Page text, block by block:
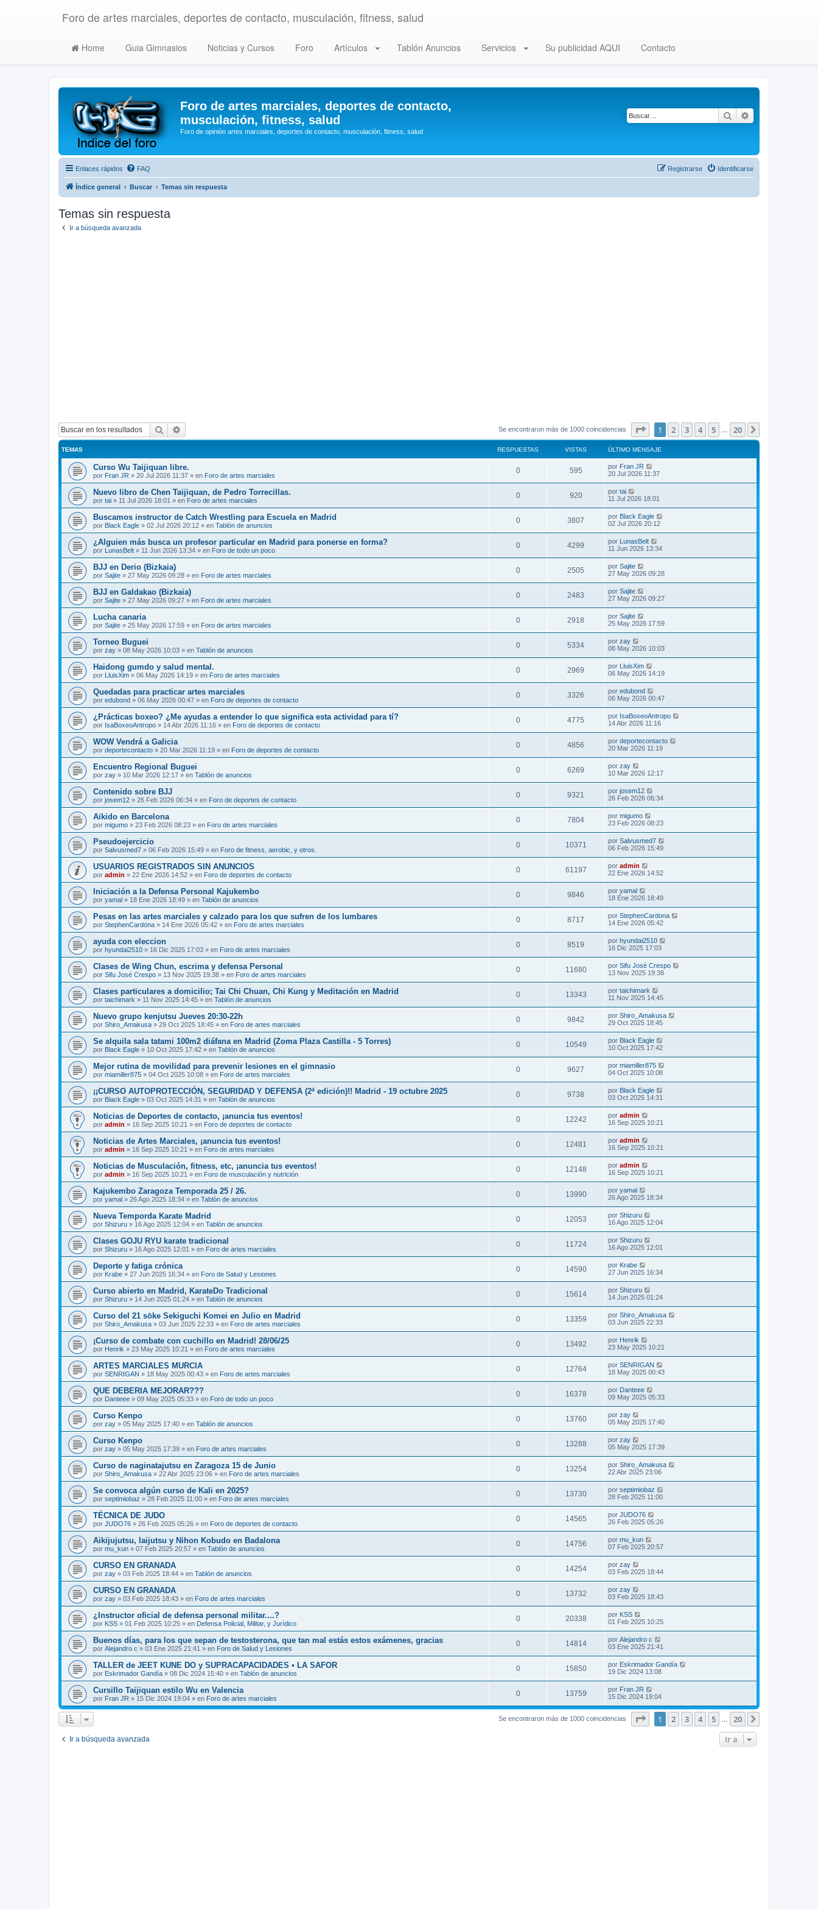
Foro de artes marciales, deportes de contacto, musculación, fitness, salud
Home Guia Gimnasios Noticias y Cursos Foro Artículos Tablón Anuncios Servicios Su publicidad AQUI Contacto
Foro de artes marciales, deportes de contacto,
musculación, fitness, salud
Foro de opinión artes marciales, deportes de contacto, musculación, fitness, salud
Buscar
Enlaces rápidos FAQ Identificarse
Registrarse
Índice general Buscar Temas sin respuesta
Temas sin respuesta
Ir a búsqueda avanzada
Buscar Se encontraron más de 1000 coincidencias Página1 de 20
1 2 3 4 5 20
TEMAS RESPUESTAS VISTAS ÚLTIMO MENSAJE
Curso Wu Taijiquan libre.
por Fran JR » 20 Jul 2026 11:37 » en Foro de artes marciales
0 595 por Fran JR
20 Jul 2026 11:37
Nuevo libro de Chen Taijiquan, de Pedro Torrecillas.
por tai » 11 Jul 2026 18:01 » en Foro de artes marciales
0 920 por tai
11 Jul 2026 18:01
Buscamos instructor de Catch Wrestling para Escuela en Madrid
por Black Eagle » 02 Jul 2026 20:12 » en Tablón de anuncios
0 3807 por Black Eagle
02 Jul 2026 20:12
¿Alguien más busca un profesor particular en Madrid para ponerse en forma?
por LunasBelt » 11 Jun 2026 13:34 » en Foro de todo un poco
0 4299 por LunasBelt
11 Jun 2026 13:34
BJJ en Derio (Bizkaia)
por Sajite » 27 May 2026 09:28 » en Foro de artes marciales
0 2505 por Sajite
27 May 2026 09:28
BJJ en Galdakao (Bizkaia)
por Sajite » 27 May 2026 09:27 » en Foro de artes marciales
0 2483 por Sajite
27 May 2026 09:27
Lucha canaria
por Sajite » 25 May 2026 17:59 » en Foro de artes marciales
0 2918 por Sajite
25 May 2026 17:59
Torneo Buguei
por zay » 08 May 2026 10:03 » en Tablón de anuncios
0 5334 por zay
08 May 2026 10:03
Haidong gumdo y salud mental.
por LluisXim » 06 May 2026 14:19 » en Foro de artes marciales
0 2969 por LluisXim
06 May 2026 14:19
Quedadas para practicar artes marciales
por edubond » 06 May 2026 00:47 » en Foro de deportes de contacto
0 3326 por edubond
06 May 2026 00:47
¿Prácticas boxeo? ¿Me ayudas a entender lo que significa esta actividad para tí?
por IsaBoxeoAntropo » 14 Abr 2026 11:16 » en Foro de deportes de contacto
0 4775 por IsaBoxeoAntropo
14 Abr 2026 11:16
WOW Vendrá a Galicia
por deportecontacto » 20 Mar 2026 11:19 » en Foro de deportes de contacto
0 4856 por deportecontacto
20 Mar 2026 11:19
Encuentro Regional Buguei
por zay » 10 Mar 2026 12:17 » en Tablón de anuncios
0 6269 por zay
10 Mar 2026 12:17
Contenido sobre BJJ
por josem12 » 26 Feb 2026 06:34 » en Foro de deportes de contacto
0 9321 por josem12
26 Feb 2026 06:34
Aikido en Barcelona
por migumo » 23 Feb 2026 08:23 » en Foro de artes marciales
0 7804 por migumo
23 Feb 2026 08:23
Pseudoejercicio
por Salvusmed7 » 06 Feb 2026 15:49 » en Foro de fitness, aerobic, y otros.
0 10371 por Salvusmed7
06 Feb 2026 15:49
USUARIOS REGISTRADOS SIN ANUNCIOS
por admin » 22 Ene 2026 14:52 » en Foro de deportes de contacto
0 61197 por admin
22 Ene 2026 14:52
Iniciación a la Defensa Personal Kajukembo
por yamal » 18 Ene 2026 18:49 » en Tablón de anuncios
0 9846 por yamal
18 Ene 2026 18:49
Pesas en las artes marciales y calzado para los que sufren de los lumbares
por StephenCardona » 14 Ene 2026 05:42 » en Foro de artes marciales
0 8717 por StephenCardona
14 Ene 2026 05:42
ayuda con eleccion
por hyundai2510 » 16 Dic 2025 17:03 » en Foro de artes marciales
0 8519 por hyundai2510
16 Dic 2025 17:03
Clases de Wing Chun, escrima y defensa Personal
por Sifu José Crespo » 13 Nov 2025 19:38 » en Foro de artes marciales
0 11680 por Sifu José Crespo
13 Nov 2025 19:38
Clases particulares a domicilio; Tai Chi Chuan, Chi Kung y Meditación en Madrid
por taichimark » 11 Nov 2025 14:45 » en Tablón de anuncios
0 13343 por taichimark
11 Nov 2025 14:45
Nuevo grupo kenjutsu Jueves 20:30-22h
por Shiro_Amakusa » 29 Oct 2025 18:45 » en Foro de artes marciales
0 9842 por Shiro_Amakusa
29 Oct 2025 18:45
Se alquila sala tatami 100m2 diáfana en Madrid (Zoma Plaza Castilla - 5 Torres)
por Black Eagle » 10 Oct 2025 17:42 » en Tablón de anuncios
0 10549 por Black Eagle
10 Oct 2025 17:42
Mejor rutina de movilidad para prevenir lesiones en el gimnasio
por miamiller875 » 04 Oct 2025 10:08 » en Foro de artes marciales
0 9627 por miamiller875
04 Oct 2025 10:08
¡¡CURSO AUTOPROTECCIÓN, SEGURIDAD Y DEFENSA (2ª edición)!! Madrid - 19 octubre 2025
por Black Eagle » 03 Oct 2025 14:31 » en Tablón de anuncios
0 9738 por Black Eagle
03 Oct 2025 14:31
Noticias de Deportes de contacto, ¡anuncia tus eventos!
por admin » 16 Sep 2025 10:21 » en Foro de deportes de contacto
0 12242 por admin
16 Sep 2025 10:21
Noticias de Artes Marciales, ¡anuncia tus eventos!
por admin » 16 Sep 2025 10:21 » en Foro de artes marciales
0 12481 por admin
16 Sep 2025 10:21
Noticias de Musculación, fitness, etc, ¡anuncia tus eventos!
por admin » 16 Sep 2025 10:21 » en Foro de musculación y nutrición
0 12148 por admin
16 Sep 2025 10:21
Kajukembo Zaragoza Temporada 25 / 26.
por yamal » 26 Ago 2025 18:34 » en Tablón de anuncios
0 13990 por yamal
26 Ago 2025 18:34
Nueva Temporda Karate Madrid
por Shizuru » 16 Ago 2025 12:04 » en Tablón de anuncios
0 12053 por Shizuru
16 Ago 2025 12:04
Clases GOJU RYU karate tradicional
por Shizuru » 16 Ago 2025 12:01 » en Foro de artes marciales
0 11724 por Shizuru
16 Ago 2025 12:01
Deporte y fatiga crónica
por Krabe » 27 Jun 2025 16:34 » en Foro de Salud y Lesiones
0 14590 por Krabe
27 Jun 2025 16:34
Curso abierto en Madrid, KarateDo Tradicional
por Shizuru » 14 Jun 2025 01:24 » en Tablón de anuncios
0 15614 por Shizuru
14 Jun 2025 01:24
Curso del 21 sōke Sekiguchi Komei en Julio en Madrid
por Shiro_Amakusa » 03 Jun 2025 22:33 » en Foro de artes marciales
0 13359 por Shiro_Amakusa
03 Jun 2025 22:33
¡Curso de combate con cuchillo en Madrid! 28/06/25
por Henrik » 23 May 2025 10:21 » en Foro de artes marciales
0 13492 por Henrik
23 May 2025 10:21
ARTES MARCIALES MURCIA
por SENRIGAN » 18 May 2025 00:43 » en Foro de artes marciales
0 12764 por SENRIGAN
18 May 2025 00:43
QUE DEBERIA MEJORAR???
por Danteee » 09 May 2025 05:33 » en Foro de todo un poco
0 16378 por Danteee
09 May 2025 05:33
Curso Kenpo
por zay » 05 May 2025 17:40 » en Tablón de anuncios
0 13760 por zay
05 May 2025 17:40
Curso Kenpo
por zay » 05 May 2025 17:39 » en Foro de artes marciales
0 13288 por zay
05 May 2025 17:39
Curso de naginatajutsu en Zaragoza 15 de Junio
por Shiro_Amakusa » 22 Abr 2025 23:06 » en Foro de artes marciales
0 13254 por Shiro_Amakusa
22 Abr 2025 23:06
Se convoca algún curso de Kali en 2025?
por septimiobaz » 28 Feb 2025 11:00 » en Foro de artes marciales
0 13730 por septimiobaz
28 Feb 2025 11:00
TÉCNICA DE JUDO
por JUDO76 » 26 Feb 2025 05:26 » en Foro de deportes de contacto
0 14565 por JUDO76
26 Feb 2025 05:26
Aikijujutsu, Iaijutsu y Nihon Kobudo en Badalona
por mu_kun » 07 Feb 2025 20:57 » en Tablón de anuncios
0 14756 por mu_kun
07 Feb 2025 20:57
CURSO EN GRANADA
por zay » 03 Feb 2025 18:44 » en Tablón de anuncios
0 14254 por zay
03 Feb 2025 18:44
CURSO EN GRANADA
por zay » 03 Feb 2025 18:43 » en Foro de artes marciales
0 13732 por zay
03 Feb 2025 18:43
¿Instructor oficial de defensa personal militar....?
por KSS » 01 Feb 2025 10:25 » en Defensa Policial, Militar, y Jurídico
0 20338 por KSS
01 Feb 2025 10:25
Buenos días, para los que sepan de testosterona, que tan mal estás estos exámenes, gracias
por Alejandro c » 03 Ene 2025 21:41 » en Foro de Salud y Lesiones
0 14814 por Alejandro c
03 Ene 2025 21:41
TALLER de JEET KUNE DO y SUPRACAPACIDADES • LA SAFOR
por Eskrimador Gandía » 08 Dic 2024 15:40 » en Tablón de anuncios
0 15850 por Eskrimador Gandía
19 Dic 2024 13:08
Cursillo Taijiquan estilo Wu en Valencia
por Fran JR » 15 Dic 2024 19:04 » en Foro de artes marciales
0 13759 por Fran JR
15 Dic 2024 19:04
Se encontraron más de 1000 coincidencias Página1 de 20
1 2 3 4 5 20
Ir a búsqueda avanzada Ir a